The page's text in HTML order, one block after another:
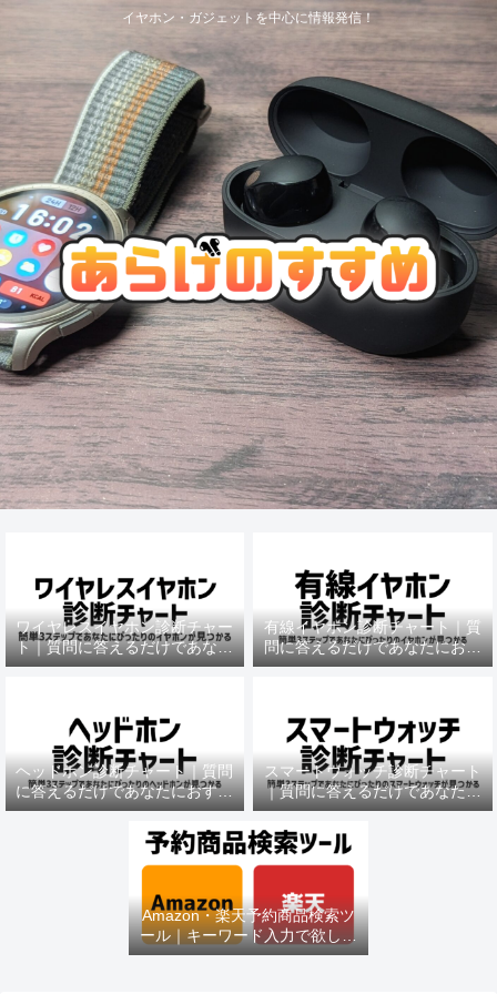
イヤホン・ガジェットを中心に情報発信！
ワイヤレスイヤホン診断チャー
ト｜質問に答えるだけであなた
におすすめの機種がわかる
有線イヤホン診断チャート｜質
問に答えるだけであなたにおす
すめの機種がわかる
ヘッドホン診断チャート｜質問
に答えるだけであなたにおすす
めの機種がわかる
スマートウォッチ診断チャート
｜質問に答えるだけであなたに
おすすめの機種がわかる
Amazon・楽天予約商品検索ツ
ール｜キーワード入力で欲しい
商品を即チェック